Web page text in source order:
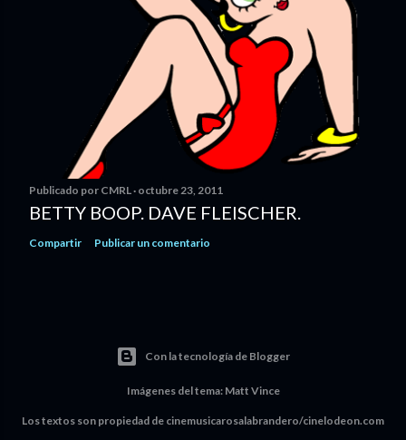
Publicado por CMRL octubre 23, 2011
BETTY BOOP. DAVE FLEISCHER.
Compartir Publicar un comentario
Con la tecnología de Blogger
Imágenes del tema: Matt Vince
Los textos son propiedad de cinemusicarosalabrandero/cinelodeon.com